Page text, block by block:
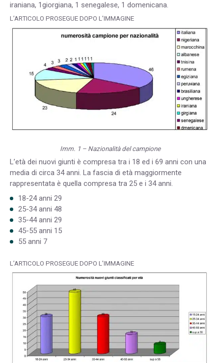
iraniana, 1giorgiana, 1 senegalese, 1 domenicana.
L’ARTICOLO PROSEGUE DOPO L’IMMAGINE
Imm. 1 – Nazionalità del campione
L’età dei nuovi giunti è compresa tra i 18 ed i 69 anni con una
media di circa 34 anni. La fascia di età maggiormente
rappresentata è quella compresa tra 25 e i 34 anni.
18-24 anni 29
25-34 anni 48
35-44 anni 29
45-55 anni 15
55 anni 7
L’ARTICOLO PROSEGUE DOPO L’IMMAGINE